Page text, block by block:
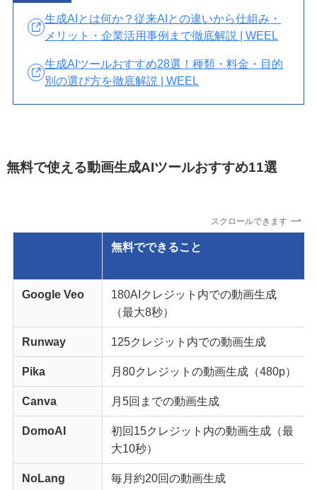
生成AIとは何か？従来AIとの違いから仕組み・
メリット・企業活用事例まで徹底解説 | WEEL
生成AIツールおすすめ28選！種類・料金・目的
別の選び方を徹底解説 | WEEL
無料で使える動画生成AIツールおすすめ11選
スクロールできます
無料でできること
Google Veo
180AIクレジット内での動画生成
（最大8秒）
Runway 125クレジット内での動画生成
Pika 月80クレジットの動画生成（480p）
Canva 月5回までの動画生成
DomoAI
初回15クレジット内の動画生成（最
大10秒）
NoLang 毎月約20回の動画生成